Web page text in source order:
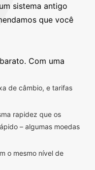
sistema antigo
que você
Com uma
de câmbio, e tarifas
rapidez que os
– algumas moedas
o mesmo nível de